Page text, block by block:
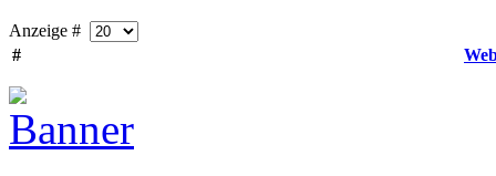
Anzeige #
#